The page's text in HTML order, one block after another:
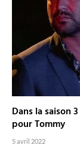
Dans la saison
pour Tommy
5 avril 2022